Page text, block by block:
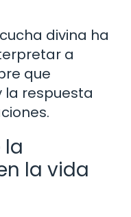
divina ha
a
que
la respuesta
la
la vida